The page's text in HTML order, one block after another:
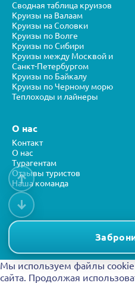
Сводная таблица круизов
Круизы на Валаам
Круизы на Соловки
Круизы по Волге
Круизы по Сибири
Круизы между Москвой и
Санкт-Петербургом
Круизы по Байкалу
Круизы по Черному морю
Теплоходы и лайнеры
О нас
Контакт
О нас
Турагентам
Отзывы туристов
Наша команда
Представленная на сайте
не является
↑
↓
Мы используем файлы
сайта. Продолжая